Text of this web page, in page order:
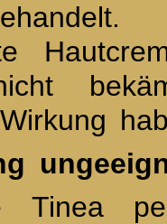
Tinea